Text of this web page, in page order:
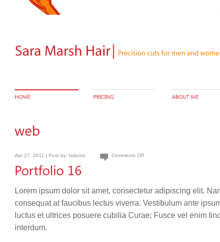
Apr 27, 2011 | Post by: tsdemo Comments Off
Lorem ipsum dolor sit amet, consectetur adipiscing elit.
consequat at faucibus lectus viverra. Vestibulum ante
luctus et ultrices posuere cubilia Curae; Fusce vel enim
interdum.